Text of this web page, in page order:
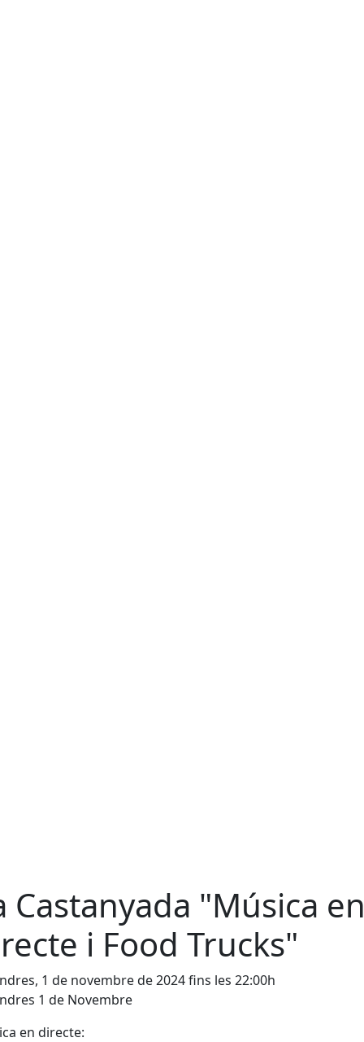
Castanyada "Música en
i Food Trucks"
1 de novembre de 2024 fins les 22:00h
1 de Novembre
en directe: